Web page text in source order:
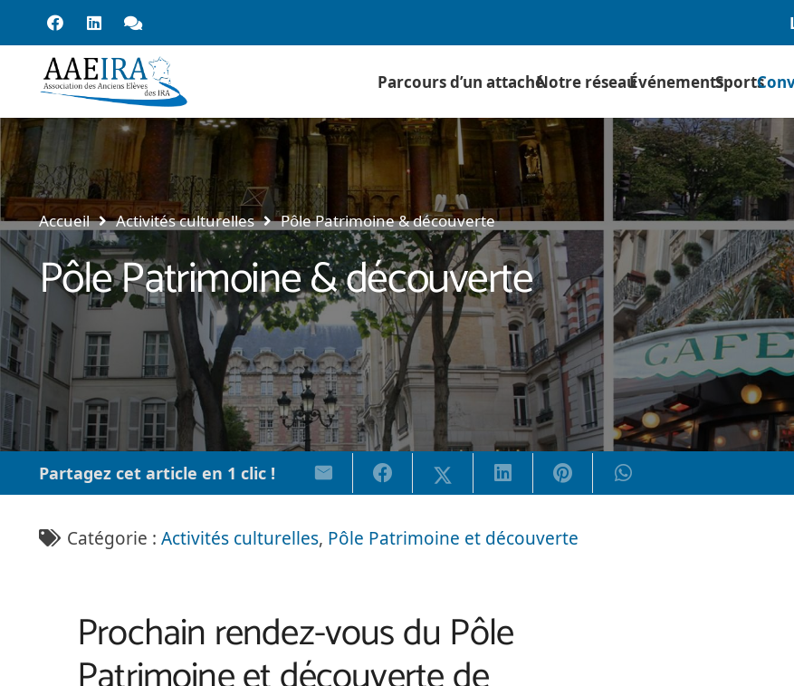
Parcours d’un attachéNotre réseauÉvénementsSports
Accueil Activités culturelles Pôle Patrimoine & découverte
Pôle Patrimoine & découverte
Partagez cet article en 1 clic !
Catégorie :Activités culturelles, Pôle Patrimoine et découverte
Prochain rendez-vous du Pôle